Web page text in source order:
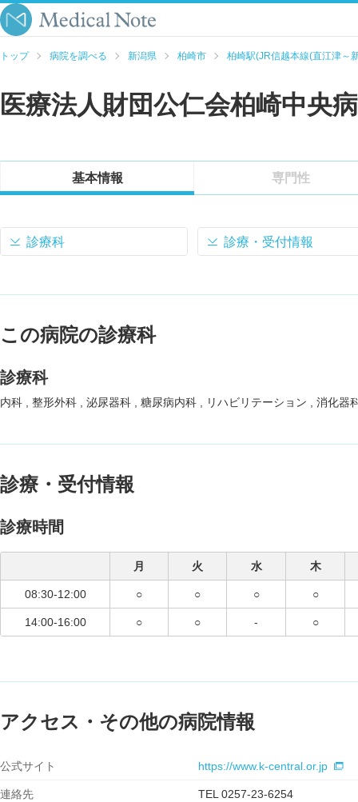
トップ 病院を調べる 新潟県 柏崎市 柏崎駅(JR信越本線(直江津～
医療法人財団公仁会柏崎中央
基本情報 専門性
診療科 診療・受付情報
この病院の診療科
診療科
内科 整形外科 泌尿器科 糖尿病内科 リハビリテーション 消化器
診療・受付情報
診療時間
月 火 水 木
08:30-12:00 ○ ○ ○ ○
14:00-16:00 ○ ○ - ○
アクセス・その他の病院情報
公式サイト https://www.k-central.or.jp
連絡先 TEL 0257-23-6254